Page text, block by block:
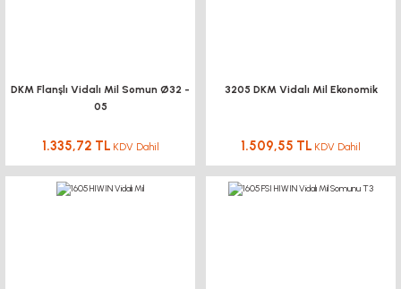
DKM Flanşlı Vidalı Mil Somun Ø32 -
05
1.335,72 TL KDV Dahil
3205 DKM Vidalı Mil Ekonomik
1.509,55 TL KDV Dahil